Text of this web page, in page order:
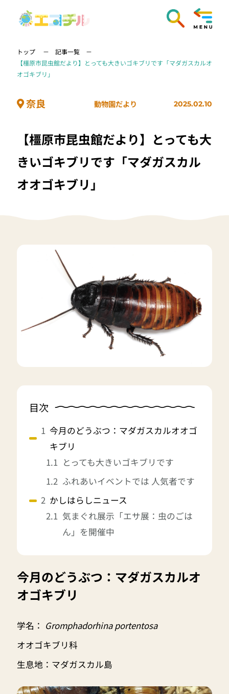
トップ
記事一覧
【橿原市昆虫館だより】とっても大きいゴキブリです「マダガスカルオ
オゴキブリ」
奈良 動物園だより 2025.02.10
【橿原市昆虫館だより】とっても大
きいゴキブリです「マダガスカル
オオゴキブリ」
目次
今月のどうぶつ：マダガスカルオオゴ
キブリ
とっても大きいゴキブリです
ふれあいイベントでは 人気者です
かしはらしニュース
気まぐれ展示「エサ展：虫のごは
ん」を開催中
今月のどうぶつ：マダガスカルオ
オゴキブリ
学名： Gromphadorhina portentosa
オオゴキブリ科
生息地：マダガスカル島